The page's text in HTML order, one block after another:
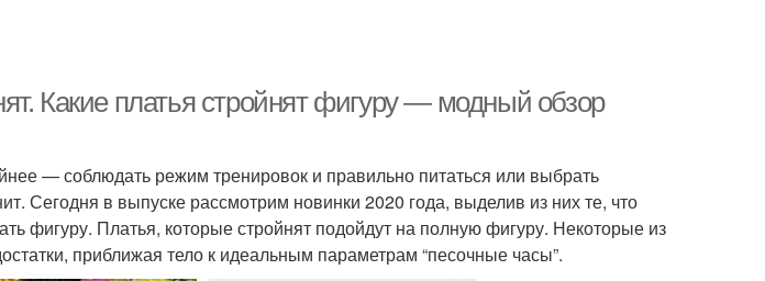
Какие платья стройнят фигуру — модный обзор
— соблюдать режим тренировок и правильно питаться или выбрать
Сегодня в выпуске рассмотрим новинки 2020 года, выделив из них те, что
фигуру. Платья, которые стройнят подойдут на полную фигуру. Некоторые из
приближая тело к идеальным параметрам “песочные часы”.